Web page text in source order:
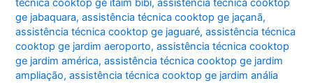
técnica cooktop ge itaim bibi,assistência técnica cooktop
ge jabaquara,assistência técnica cooktop ge jaçanã,
assistência técnica cooktop ge jaguaré,assistência técnica
cooktop ge jardim aeroporto,assistência técnica cooktop
ge jardim américa,assistência técnica cooktop ge jardim
ampliação,assistência técnica cooktop ge jardim anália